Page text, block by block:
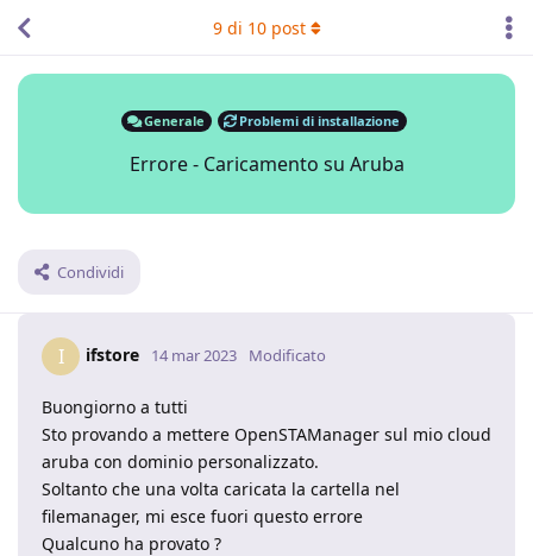
Generale Problemi di installazione
Errore - Caricamento su Aruba
Condividi
9di 10post
I ifstore 14 mar 2023 Modificato
Buongiorno a tutti
Sto provando a mettere OpenSTAManager sul mio cloud
aruba con dominio personalizzato.
Soltanto che una volta caricata la cartella nel
filemanager, mi esce fuori questo errore
Qualcuno ha provato ?